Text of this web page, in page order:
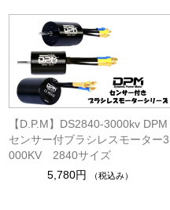
【D.P.M】DS2840-3000kv DPM
センサー付ブラシレスモーター3
000KV 2840サイズ
5,780円
（税込み）